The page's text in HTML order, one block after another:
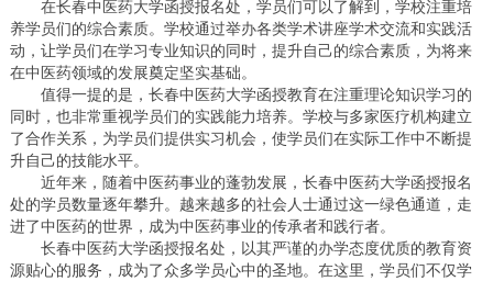
在长春中医药大学函授报名处，学员们可以了解到，学校注重培
养学员们的综合素质。学校通过举办各类学术讲座学术交流和实践活
动，让学员们在学习专业知识的同时，提升自己的综合素质，为将来
在中医药领域的发展奠定坚实基础。
值得一提的是，长春中医药大学函授教育在注重理论知识学习的
同时，也非常重视学员们的实践能力培养。学校与多家医疗机构建立
了合作关系，为学员们提供实习机会，使学员们在实际工作中不断提
升自己的技能水平。
近年来，随着中医药事业的蓬勃发展，长春中医药大学函授报名
处的学员数量逐年攀升。越来越多的社会人士通过这一绿色通道，走
进了中医药的世界，成为中医药事业的传承者和践行者。
长春中医药大学函授报名处，以其严谨的办学态度优质的教育资
源贴心的服务，成为了众多学员心中的圣地。在这里，学员们不仅学